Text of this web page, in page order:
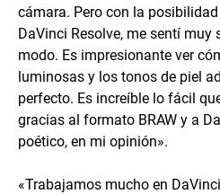
cámara. Pero con la
DaVinci Resolve, me sentí muy
modo. Es impresionante ver
luminosas y los tonos de piel
perfecto. Es increíble lo fácil
gracias al formato BRAW y a
poético, en mi opinión».
«Trabajamos mucho en